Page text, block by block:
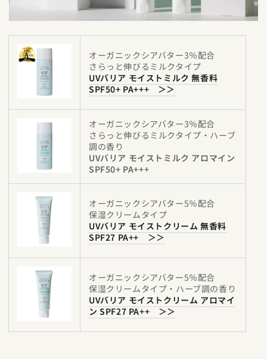
オーガニックシアバター3％配合
さらっと伸びるミルクタイプ
UVバリア モイストミルク 無香料
SPF50+ PA+++ ＞＞
オーガニックシアバター3％配合
さらっと伸びるミルクタイプ・ハーブ
調の香り
UVバリア モイストミルク アロマイン
SPF50+ PA+++
オーガニックシアバター5％配合
保湿クリームタイプ
UVバリア モイストクリーム 無香料
SPF27 PA++ ＞＞
オーガニックシアバター5％配合
保湿クリームタイプ・ハーブ調の香り
UVバリア モイストクリーム アロマイ
ン SPF27 PA++ ＞＞